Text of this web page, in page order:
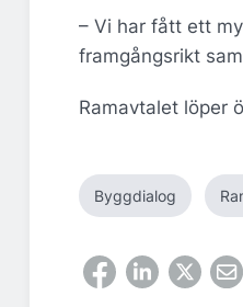
– Vi har fått ett
framgångsrikt
Ramavtalet löper
Byggdialog